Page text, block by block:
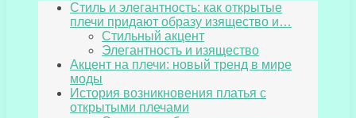
Стиль и элегантность: как открытые
плечи придают образу изящество и…
Стильный акцент
Элегантность и изящество
Акцент на плечи: новый тренд в мире
моды
История возникновения платья с
открытыми плечами